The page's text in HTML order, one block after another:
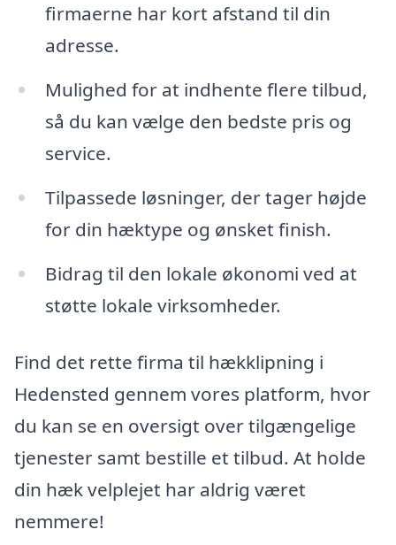
firmaerne har kort afstand til din
adresse.
Mulighed for at indhente flere tilbud,
så du kan vælge den bedste pris og
service.
Tilpassede løsninger, der tager højde
for din hæktype og ønsket finish.
Bidrag til den lokale økonomi ved at
støtte lokale virksomheder.
Find det rette firma til hækklipning i
Hedensted gennem vores platform, hvor
du kan se en oversigt over tilgængelige
tjenester samt bestille et tilbud. At holde
din hæk velplejet har aldrig været
nemmere!